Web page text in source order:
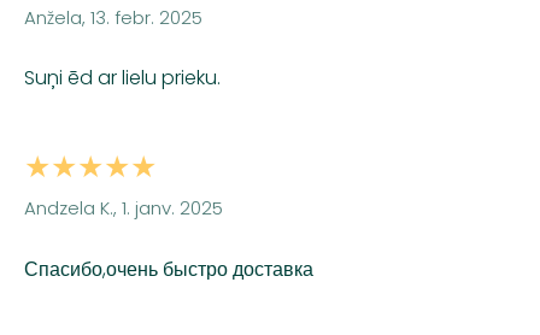
Anžela, 13. febr. 2025
Suņi ēd ar lielu prieku.
★★★★★
Andzela K., 1. janv. 2025
Спасибо,очень быстро доставка